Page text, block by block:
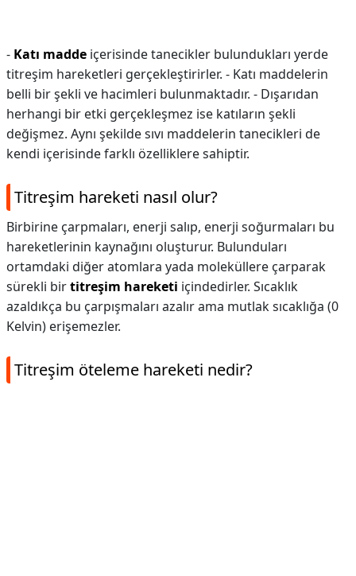
- Katı madde içerisinde tanecikler bulundukları yerde
titreşim hareketleri gerçekleştirirler. - Katı maddelerin
belli bir şekli ve hacimleri bulunmaktadır. - Dışarıdan
herhangi bir etki gerçekleşmez ise katıların şekli
değişmez. Aynı şekilde sıvı maddelerin tanecikleri de
kendi içerisinde farklı özelliklere sahiptir.
Titreşim hareketi nasıl olur?
Birbirine çarpmaları, enerji salıp, enerji soğurmaları bu
hareketlerinin kaynağını oluşturur. Bulunduları
ortamdaki diğer atomlara yada moleküllere çarparak
sürekli birtitreşim hareketi içindedirler. Sıcaklık
azaldıkça bu çarpışmaları azalır ama mutlak sıcaklığa (0
Kelvin) erişemezler.
Titreşim öteleme hareketi nedir?